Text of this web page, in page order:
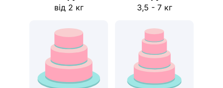
від 2 кг
3,5 - 7 кг